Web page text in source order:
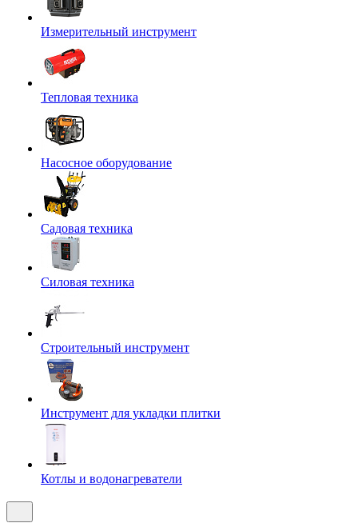
Измерительный инструмент
Тепловая техника
Насосное оборудование
Садовая техника
Силовая техника
Строительный инструмент
Инструмент для укладки плитки
Котлы и водонагреватели